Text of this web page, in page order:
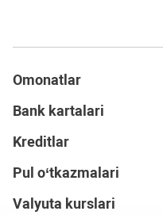
Omonatlar
Bank kartalari
Kreditlar
Pul o‘tkazmalari
Valyuta kurslari